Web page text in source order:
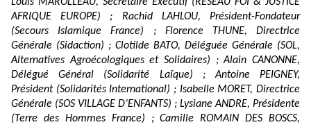
AFRIQUE EUROPE) ; Rachid LAHLOU, Président-Fondateur
(Secours Islamique France) ; Florence THUNE, Directrice
Générale (Sidaction) ; Clotilde BATO, Déléguée Générale (SOL,
Alternatives Agroécologiques et Solidaires) ; Alain CANONNE,
Délégué Général (Solidarité Laïque) ; Antoine PEIGNEY,
Président (Solidarités International) ; Isabelle MORET, Directrice
Générale (SOS VILLAGE D’ENFANTS) ; Lysiane ANDRE, Présidente
(Terre des Hommes France) ; Camille ROMAIN DES BOSCS,